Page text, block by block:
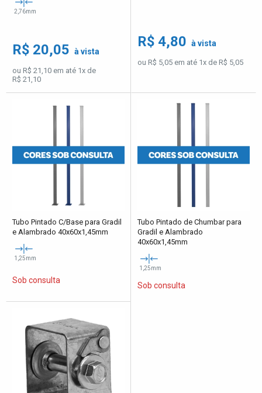
2,76mm
R$ 20,05 à vista
ou R$ 21,10 em até 1x de
R$ 21,10
R$ 4,80 à vista
ou R$ 5,05 em até 1x de R$ 5,05
Tubo Pintado C/Base para Gradil
e Alambrado 40x60x1,45mm
1,25mm
Sob consulta
Tubo Pintado de Chumbar para
Gradil e Alambrado
40x60x1,45mm
1,25mm
Sob consulta